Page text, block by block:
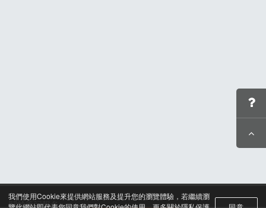
我們使用Cookie來提供網站服務及提升您的瀏覽體驗，若繼續瀏
關於筆記報名